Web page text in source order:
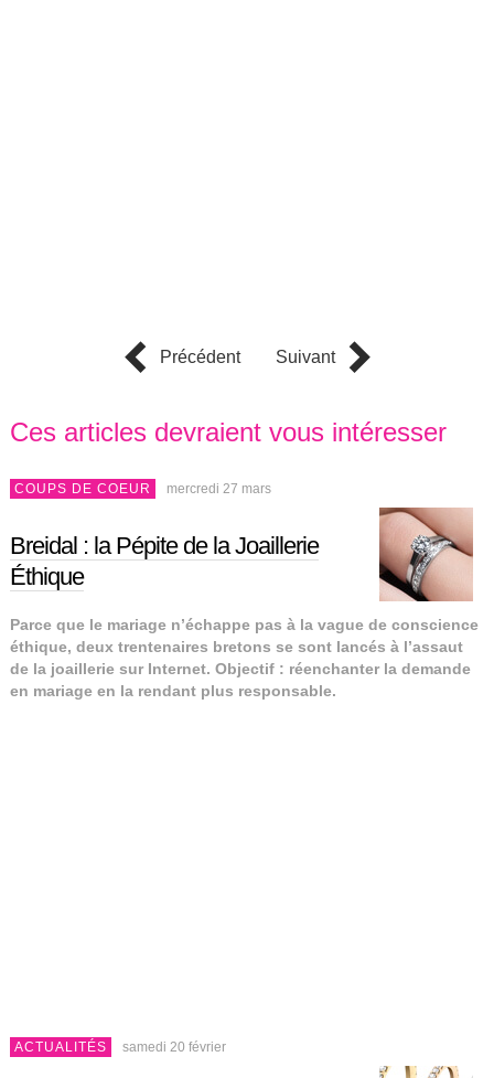
Précédent Suivant
Ces articles devraient vous intéresser
COUPS DE COEUR mercredi 27 mars
Breidal : la Pépite de la Joaillerie
Éthique
Parce que le mariage n’échappe pas à la vague de conscience
éthique, deux trentenaires bretons se sont lancés à l’assaut
de la joaillerie sur Internet. Objectif : réenchanter la demande
en mariage en la rendant plus responsable.
ACTUALITÉS samedi 20 février